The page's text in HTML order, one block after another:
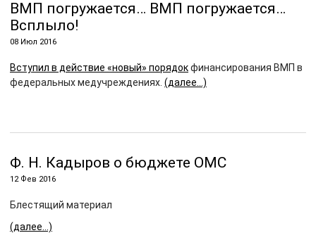
ВМП погружается… ВМП погружается…
Всплыло!
08 Июл 2016
Вступил в действие «новый» порядокфинансирования ВМП в
федеральных медучреждениях. (далее…)
Ф. Н. Кадыров о бюджете ОМС
12 Фев 2016
Блестящий материал
(далее…)